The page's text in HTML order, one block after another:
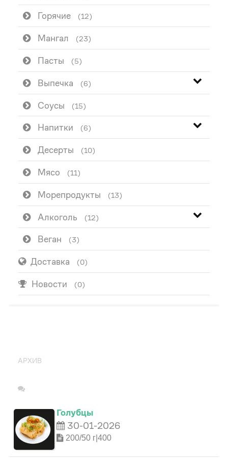
Горячие (12)
Мангал (23)
Пасты (5)
Выпечка (6)
Соусы (15)
Напитки (6)
Десерты (10)
Мясо (11)
Морепродукты (13)
Алкоголь (12)
Веган (3)
Доставка (0)
Новости (0)
АРХИВ
Голубцы
30-01-2026
200/50 г|400